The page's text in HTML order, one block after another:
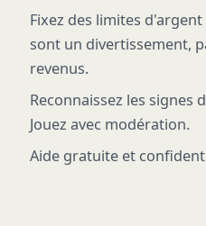
Fixez des limites
sont un divertissement,
revenus.
Reconnaissez les signes
Jouez avec modération.
Aide gratuite et